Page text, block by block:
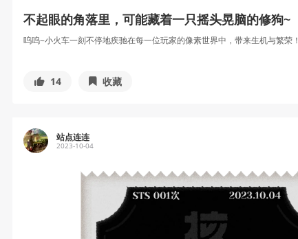
不起眼的角落里，可能藏着一只摇头晃脑的修狗~
呜呜~小火车一刻不停地疾驰在每一位玩家的像素世界中，带来生机与繁荣！
14 收藏
站点连连
2023-10-04